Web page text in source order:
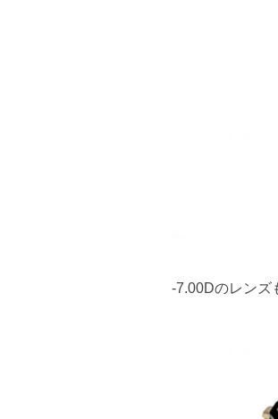
-7.00Dのレンズ